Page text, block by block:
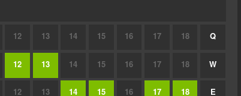
12 13 14 15 16 17 18 Q
12 13 14 15 16 17 18 W
12 13 14 15 16 17 18 E